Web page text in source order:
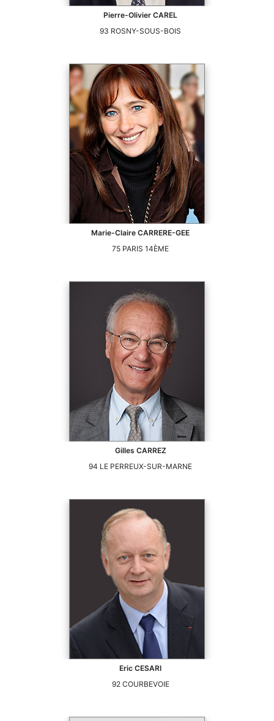
Pierre-Olivier CAREL
93 ROSNY-SOUS-BOIS
Marie-Claire CARRERE-GEE
75 PARIS 14ÈME
Gilles CARREZ
94 LE PERREUX-SUR-MARNE
Eric CESARI
92 COURBEVOIE